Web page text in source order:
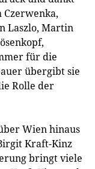
Laszlo, Martin
für die
übergibt sie
Rolle der
Wien hinaus
Kraft-Kinz
bringt viele